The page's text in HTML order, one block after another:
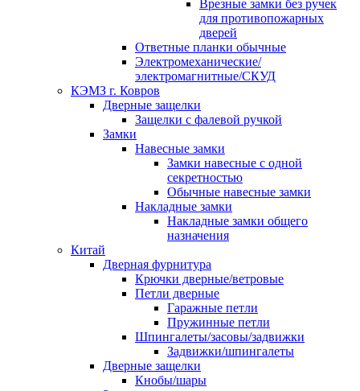
Врезные замки без ручек
для противопожарных
дверей
Ответные планки обычные
Электромеханические/
электромагнитные/СКУД
КЭМЗ г. Ковров
Дверные защелки
Защелки с фалевой ручкой
Замки
Навесные замки
Замки навесные с одной
секретностью
Обычные навесные замки
Накладные замки
Накладные замки общего
назначения
Китай
Дверная фурнитура
Крючки дверные/ветровые
Петли дверные
Гаражные петли
Пружинные петли
Шпингалеты/засовы/задвижки
Задвижки/шпингалеты
Дверные защелки
Кнобы/шары